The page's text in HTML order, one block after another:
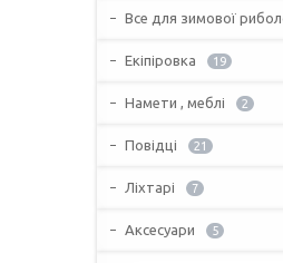
Все для зимової
Екіпіровка 19
Намети , меблі 2
Повідці 21
Ліхтарі 7
Аксесуари 5